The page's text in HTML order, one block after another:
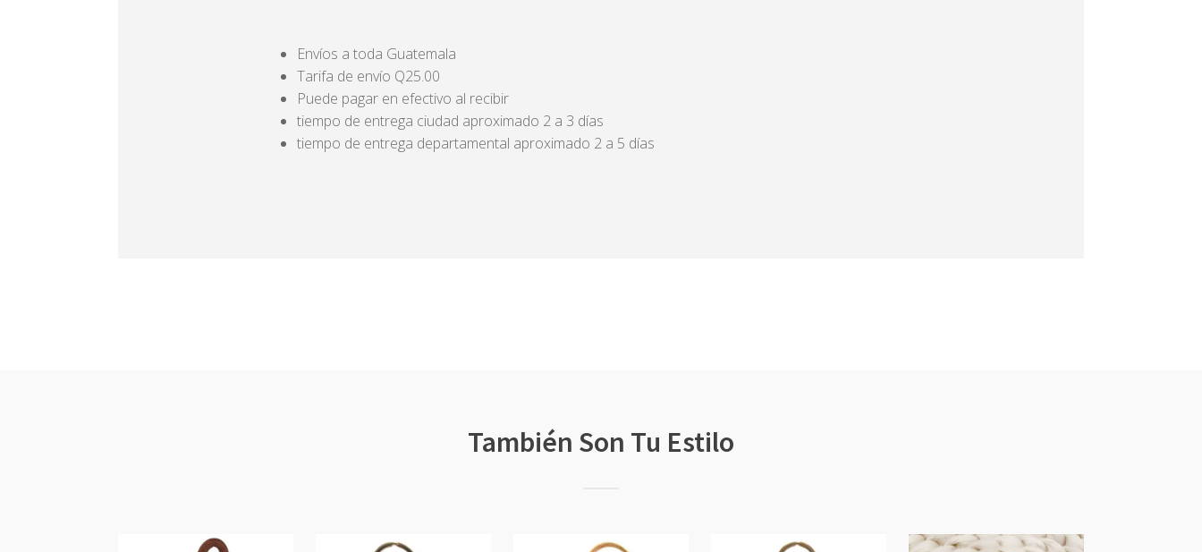
Envíos a toda Guatemala
Tarifa de envío Q25.00
Puede pagar en efectivo al recibir
tiempo de entrega ciudad aproximado 2 a 3 días
tiempo de entrega departamental aproximado 2 a 5 días
También Son Tu Estilo